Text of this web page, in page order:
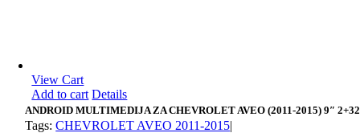
View Cart
Add to cart Details
ANDROID MULTIMEDIJA ZA CHEVROLET AVEO (2011-2015) 9″ 2+32
Tags:CHEVROLET AVEO 2011-2015|